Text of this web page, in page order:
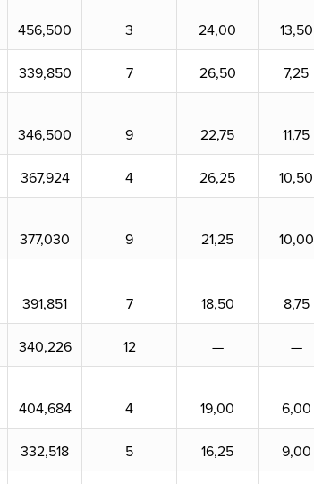
456,500 3 24,00 13,50
339,850 7 26,50 7,25
346,500 9 22,75 11,75
367,924 4 26,25 10,50
377,030 9 21,25 10,00
391,851 7 18,50 8,75
340,226 12 — —
404,684 4 19,00 6,00
332,518 5 16,25 9,00